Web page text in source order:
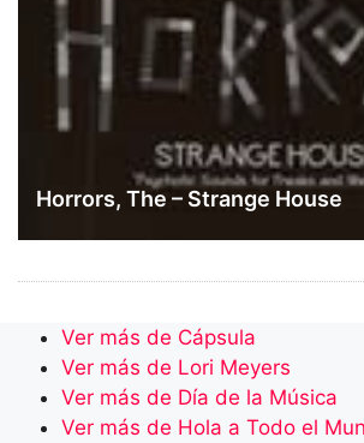
Horrors, The – Strange House
Ver más de Cápsula
Ver más de Lori Meyers
Ver más de Día de la Música
Ver más de Hola a Todo el